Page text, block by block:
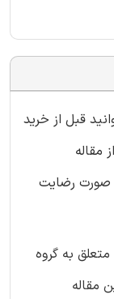
قبل از خرید
مقاله
صورت رضایت
به گروه
مقاله